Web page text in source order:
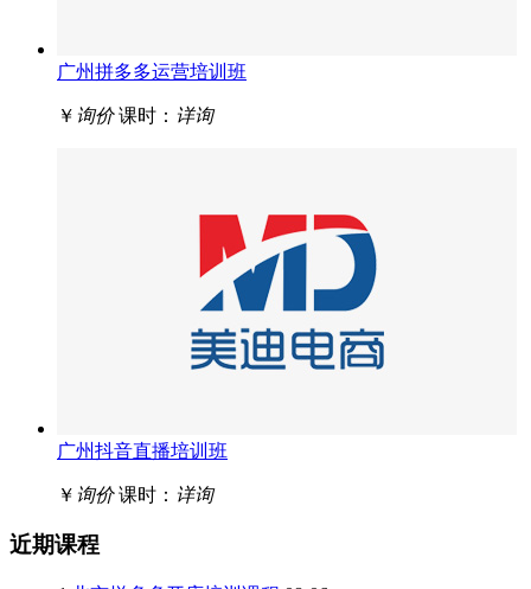
广州拼多多运营培训班
￥ 询价 课时： 详询
广州抖音直播培训班
￥ 询价 课时： 详询
近期课程